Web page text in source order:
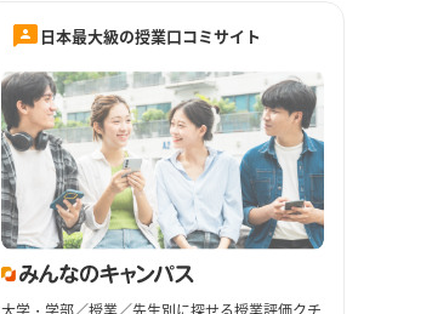
日本最大級の授業口コミサイト